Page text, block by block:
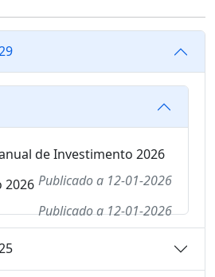
de Investimento 2026
Publicado a 12-01-2026
2026
Publicado a12-01-2026